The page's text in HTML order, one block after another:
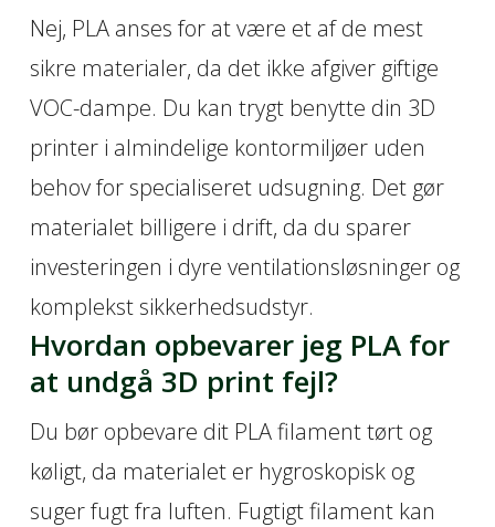
Nej, PLA anses for at være et af de mest
sikre materialer, da det ikke afgiver giftige
VOC-dampe. Du kan trygt benytte din 3D
printer i almindelige kontormiljøer uden
behov for specialiseret udsugning. Det gør
materialet billigere i drift, da du sparer
investeringen i dyre ventilationsløsninger og
komplekst sikkerhedsudstyr.
Hvordan opbevarer jeg PLA for
at undgå 3D print fejl?
Du bør opbevare dit PLA filament tørt og
køligt, da materialet er hygroskopisk og
suger fugt fra luften. Fugtigt filament kan